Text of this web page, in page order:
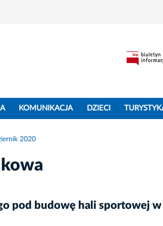
KOMUNIKACJA DZIECI
2020
pod budowę hali sportowej